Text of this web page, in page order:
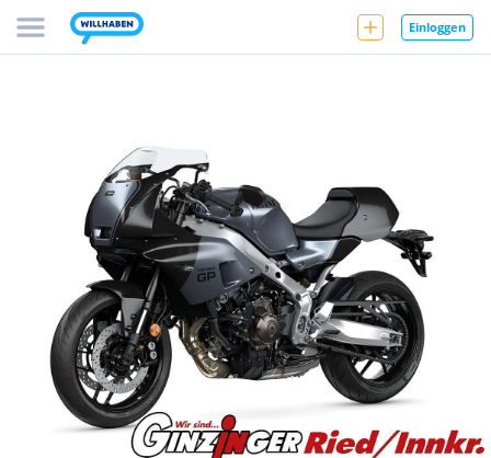
Einloggen